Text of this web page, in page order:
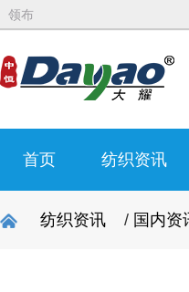
领布
首页 纺织资讯
纺织资讯 / 国内资